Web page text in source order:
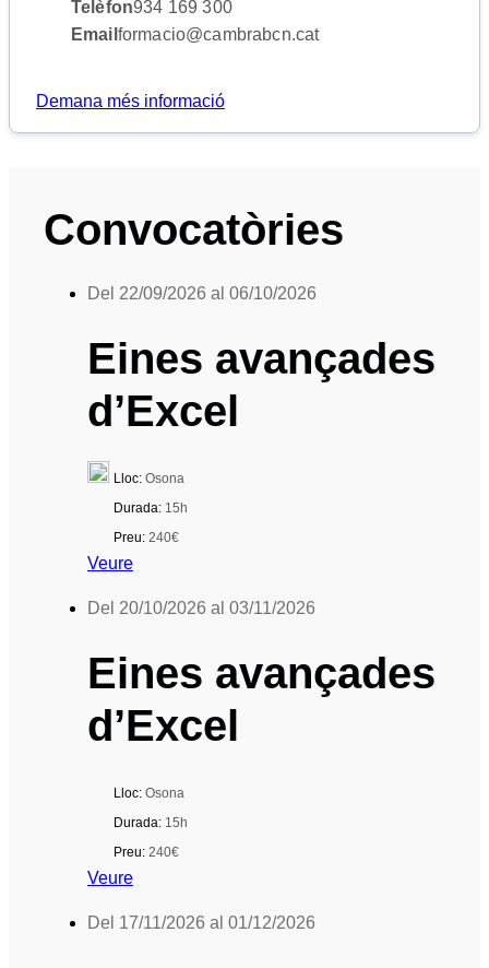
Telèfon934 169 300
Email formacio@cambrabcn.cat
Demana més informació
Convocatòries
Del 22/09/2026 al 06/10/2026
Eines avançades
d’Excel
Lloc: Osona
Durada: 15h
Preu: 240€
Veure
Del 20/10/2026 al 03/11/2026
Eines avançades
d’Excel
Lloc: Osona
Durada: 15h
Preu: 240€
Veure
Del 17/11/2026 al 01/12/2026